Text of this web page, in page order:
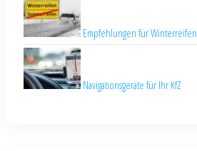
Empfehlungen für Winterreifen
Navigationsgeräte für Ihr KfZ